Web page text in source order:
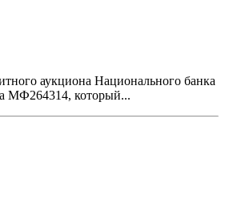
аукциона Национального банка
МФ264314, который...